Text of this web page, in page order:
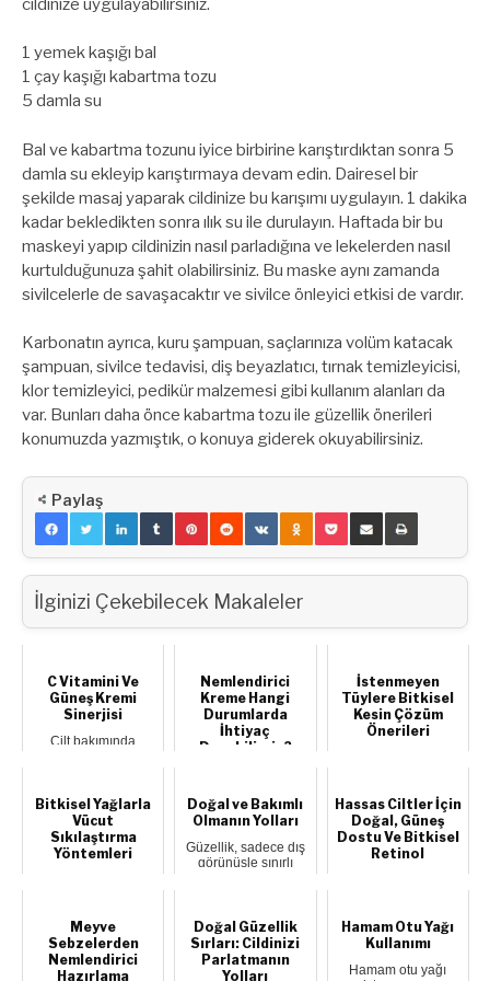
cildinize uygulayabilirsiniz.
1 yemek kaşığı bal
1 çay kaşığı kabartma tozu
5 damla su
Bal ve kabartma tozunu iyice birbirine karıştırdıktan sonra 5
damla su ekleyip karıştırmaya devam edin. Dairesel bir
şekilde masaj yaparak cildinize bu karışımı uygulayın. 1 dakika
kadar bekledikten sonra ılık su ile durulayın. Haftada bir bu
maskeyi yapıp cildinizin nasıl parladığına ve lekelerden nasıl
kurtulduğunuza şahit olabilirsiniz. Bu maske aynı zamanda
sivilcelerle de savaşacaktır ve sivilce önleyici etkisi de vardır.
Karbonatın ayrıca, kuru şampuan, saçlarınıza volüm katacak
şampuan, sivilce tedavisi, diş beyazlatıcı, tırnak temizleyicisi,
klor temizleyici, pedikür malzemesi gibi kullanım alanları da
var. Bunları daha önce kabartma tozu ile güzellik önerileri
konumuzda yazmıştık, o konuya giderek okuyabilirsiniz.
Paylaş
İlginizi Çekebilecek Makaleler
C Vitamini Ve
Güneş Kremi
Sinerjisi
Cilt bakımında
Nemlendirici
Kreme Hangi
Durumlarda
İhtiyaç
Duyabilirsin?
şekilde
nemlendirmek çok
İstenmeyen
Tüylere Bitkisel
Kesin Çözüm
Önerileri
sorunlarındandır.
Faka...
Bitkisel Yağlarla
Vücut
Sıkılaştırma
Yöntemleri
kavuşmak için b...
Doğal ve Bakımlı
Olmanın Yolları
Güzellik, sadece dış
görünüşle sınırlı
Hassas Ciltler İçin
Doğal, Güneş
Dostu Ve Bitkisel
Retinol
tartış...
Meyve
Sebzelerden
Nemlendirici
Hazırlama
Doğal Güzellik
Sırları: Cildinizi
Parlatmanın
Yolları
Hamam Otu Yağı
Kullanımı
Hamam otu yağı